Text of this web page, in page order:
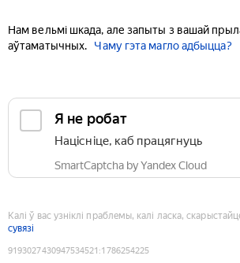
Нам вельмі шкада, але запыты з вашай
аўтаматычных.
Чаму гэта магло адбыцца?
Я не робат
Націсніце, каб працягнуць
SmartCaptcha by Yandex Cloud
Калі ў вас узніклі праблемы, калі ласка,
сувязі
9193027430947534521 :1786254225